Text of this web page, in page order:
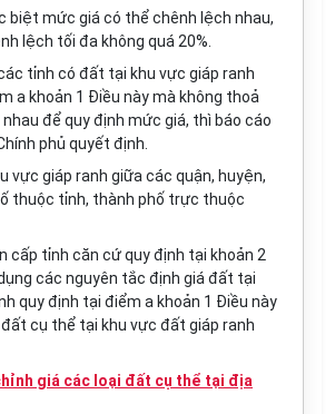
biệt mức giá có thể chênh lệch nhau,
lệch tối đa không quá 20%.
tỉnh có đất tại khu vực giáp ranh
a khoản 1 Điều này mà không thoả
để quy định mức giá, thì báo cáo
phủ quyết định.
vực giáp ranh giữa các quận, huyện,
thuộc tỉnh, thành phố trực thuộc
cấp tỉnh căn cứ quy định tại khoản 2
các nguyên tắc định giá đất tại
quy định tại điểm a khoản 1 Điều này
cụ thể tại khu vực đất giáp ranh
giá các loại đất cụ thể tại địa